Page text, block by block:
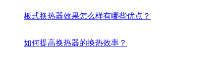
板式换热器效果怎么样有哪些优点？
如何提高换热器的换热效率？